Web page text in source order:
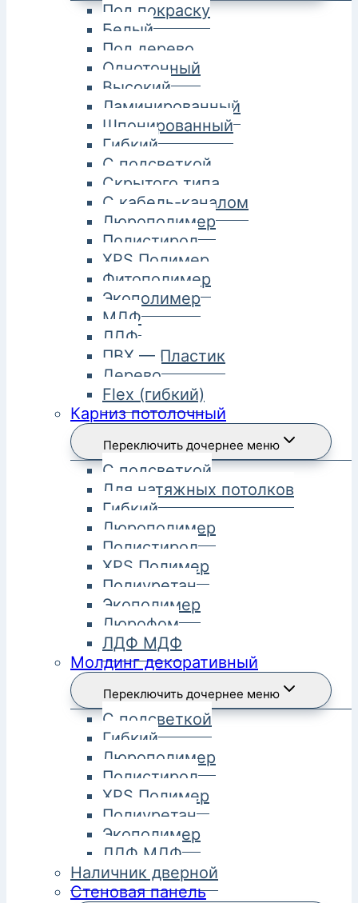
Под покраску
Белый
Под дерево
Однотонный
Высокий
Ламинированный
Шпонированный
Гибкий
С подсветкой
Скрытого типа
С кабель-каналом
Дюрополимер
Полистирол
XPS Полимер
Фитополимер
Экополимер
МДФ
ЛДФ
ПВХ — Пластик
Дерево
Flex (гибкий)
Карниз потолочный
Переключить дочернее меню
С подсветкой
Для натяжных потолков
Гибкий
Дюрополимер
Полистирол
XPS Полимер
Полиуретан
Экополимер
Дюрофом
ЛДФ МДФ
Молдинг декоративный
Переключить дочернее меню
С подсветкой
Гибкий
Дюрополимер
Полистирол
XPS Полимер
Полиуретан
Экополимер
ЛДФ МДФ
Наличник дверной
Стеновая панель